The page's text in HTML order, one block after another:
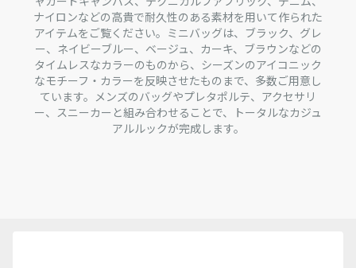
ナイロンなどの高貴で耐久性のある素材を用いて作られた
アイテムをご覧ください。ミニバッグは、ブラック、グレ
ー、ネイビーブルー、ベージュ、カーキ、ブラウンなどの
タイムレスなカラーのものから、シーズンのアイコニック
なモチーフ・カラーを反映させたものまで、多数ご用意し
ています。メンズのバッグやプレタポルテ、アクセサリ
ー、スニーカーと組み合わせることで、トータルなカジュ
アルルックが完成します。